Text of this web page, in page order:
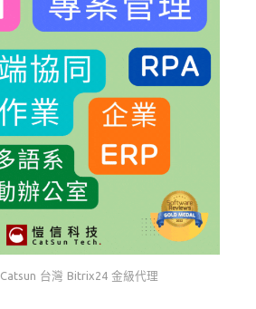
台灣 Bitrix24 金級代理